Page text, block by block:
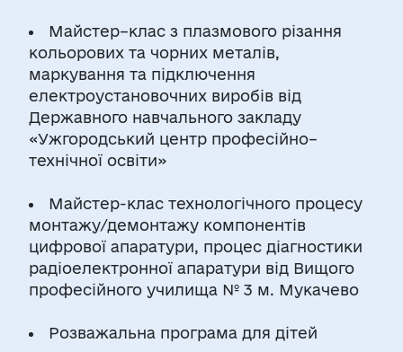
Майстер–клас з плазмового різання
кольорових та чорних металів,
маркування та підключення
електроустановочних виробів від
Державного навчального закладу
«Ужгородський центр професійно–
технічної освіти»
Майстер-клас технологічного процесу
монтажу/демонтажу компонентів
цифрової апаратури, процес діагностики
радіоелектронної апаратури від Вищого
професійного училища № 3 м. Мукачево
Розважальна програма для дітей